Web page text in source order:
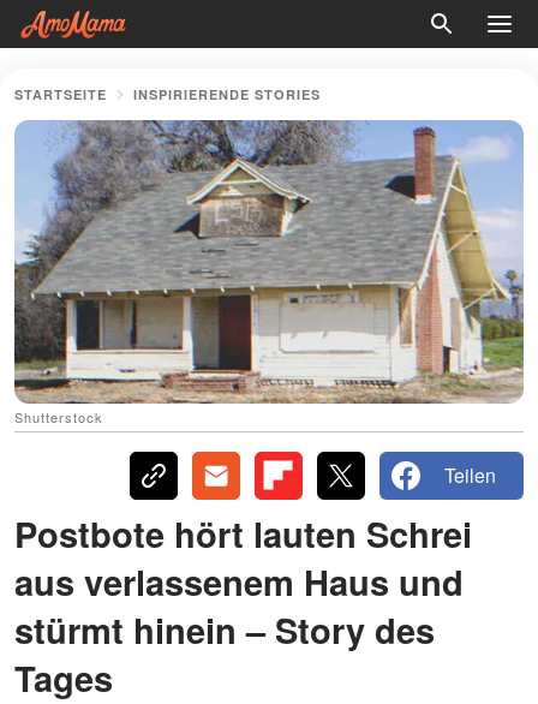
STARTSEITE INSPIRIERENDE STORIES
Shutterstock
Teilen
Postbote hört lauten Schrei
aus verlassenem Haus und
stürmt hinein – Story des
Tages